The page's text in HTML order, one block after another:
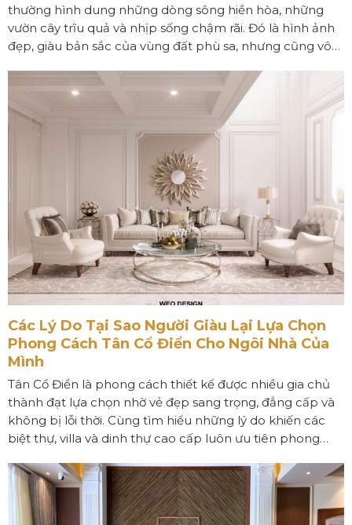
thường hình dung những dòng sông hiền hòa, những
vườn cây trĩu quả và nhịp sống chậm rãi. Đó là hình ảnh
đẹp, giàu bản sắc của vùng đất phù sa, nhưng cũng vô
cấp hay những công trình mang tính biểu tượng chỉ
thuộc về các đô thị lớn như TP.HCM hay Hà Nội.
Các Lý Do Tại Sao Người Giàu Lại Lựa Chọn
Phong Cách Tân Cổ Điển Cho Ngôi Nhà Của
Mình
Tân Cổ Điển là phong cách thiết kế được nhiều gia chủ
thành đạt lựa chọn nhờ vẻ đẹp sang trọng, đẳng cấp và
không bị lỗi thời. Cùng tìm hiểu những lý do khiến các
biệt thự, villa và dinh thự cao cấp luôn ưu tiên phong